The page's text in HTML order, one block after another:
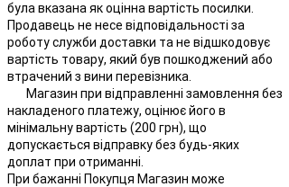
була вказана як оцінна вартість посилки.
Продавець не несе відповідальності за
роботу служби доставки та не відшкодовує
вартість товару, який був пошкоджений або
втрачений з вини перевізника.
Магазин при відправленні замовлення без
накладеного платежу, оцінює його в
мінімальну вартість (200 грн), що
допускається відправку без будь-яких
доплат при отриманні.
При бажанні Покупця Магазин може